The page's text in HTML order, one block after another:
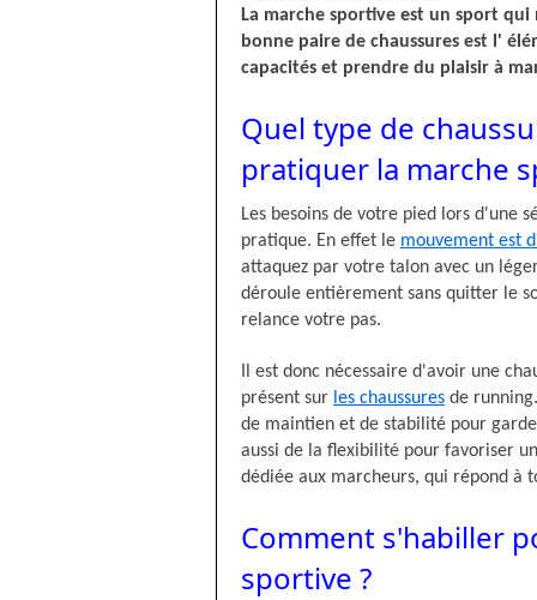
La marche sportive est un sport
bonne paire de chaussures est l'
capacités et prendre du plaisir à
Quel type de
pratiquer la marche
Les besoins de votre pied lors d'une
pratique. En effet le mouvement est
attaquez par votre talon avec un
déroule entièrement sans quitter le
relance votre pas.
Il est donc nécessaire d'avoir une
présent sur les chaussures de
de maintien et de stabilité pour
aussi de la flexibilité pour favoriser
dédiée aux marcheurs, qui répond à
Comment s'habiller
sportive ?